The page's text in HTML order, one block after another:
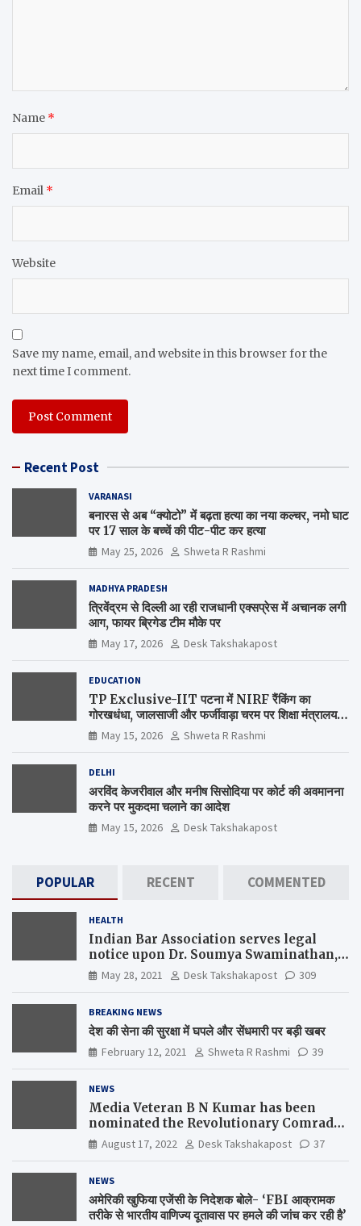
Name *
Email *
Website
Save my name, email, and website in this browser for the
next time I comment.
Recent Post
VARANASI
बनारस से अब “क्योटो” में बढ़ता हत्या का नया कल्चर, नमो घाट
पर 17 साल के बच्चें की पीट-पीट कर हत्या
May 25, 2026 Shweta R Rashmi
MADHYA PRADESH
त्रिवेंद्रम से दिल्ली आ रही राजधानी एक्सप्रेस में अचानक लगी
आग, फायर ब्रिगेड टीम मौके पर
May 17, 2026 Desk Takshakapost
EDUCATION
TP Exclusive-IIT पटना में NIRF रैंकिंग का
गोरखधंधा, जालसाजी और फर्जीवाड़ा चरम पर शिक्षा मंत्रालय
कब जागेगा ?
May 15, 2026 Shweta R Rashmi
DELHI
अरविंद केजरीवाल और मनीष सिसोदिया पर कोर्ट की अवमानना
करने पर मुकदमा चलाने का आदेश
May 15, 2026 Desk Takshakapost
POPULAR RECENT COMMENTED
HEALTH
Indian Bar Association serves legal
notice upon Dr. Soumya Swaminathan,
the Chief Scientist, WHO
May 28, 2021 Desk Takshakapost 309
BREAKING NEWS
देश की सेना की सुरक्षा में घपले और सेंधमारी पर बड़ी खबर
February 12, 2021 Shweta R Rashmi 39
NEWS
Media Veteran B N Kumar has been
nominated the Revolutionary Comrade
Shiv Varma Media Award 2022-23
August 17, 2022 Desk Takshakapost 37
NEWS
अमेरिकी खुफिया एजेंसी के निदेशक बोले- ‘FBI आक्रामक
तरीके से भारतीय वाणिज्य दूतावास पर हमले की जांच कर रही है’